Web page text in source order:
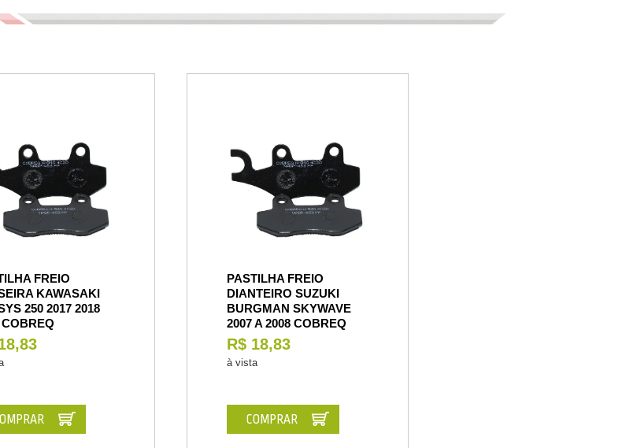
FREIO
KAWASAKI
250 2017 2018
PASTILHA FREIO
DIANTEIRO SUZUKI
BURGMAN SKYWAVE
2007 A 2008 COBREQ
R$ 18,83
à vista
COMPRAR